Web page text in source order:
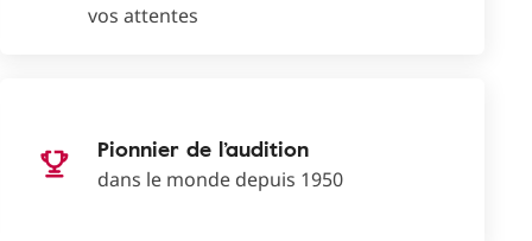
vos attentes
Pionnier de l’audition
dans le monde depuis 1950